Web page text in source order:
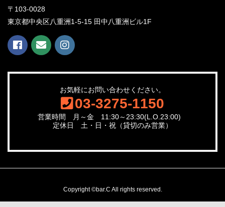
〒103-0028
東京都中央区八重洲1-5-15 田中八重洲ビル1F
お気軽にお問い合わせください。
03-3275-1150
営業時間 月～金 11:30～23:30(L.O.23:00)
定休日 土・日・祝（貸切のみ営業）
Copyright ©bar.C All rights reserved.